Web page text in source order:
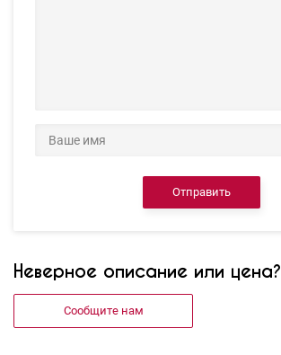
Отправить
Неверное описание или цена?
Сообщите нам